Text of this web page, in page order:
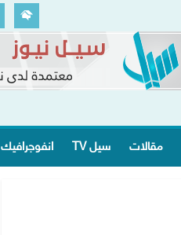
مقالات سيل TV انفوجرافيك